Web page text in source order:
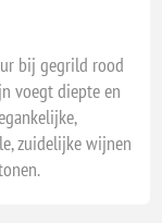
bij gegrild rood
voegt diepte en
zuidelijke wijnen